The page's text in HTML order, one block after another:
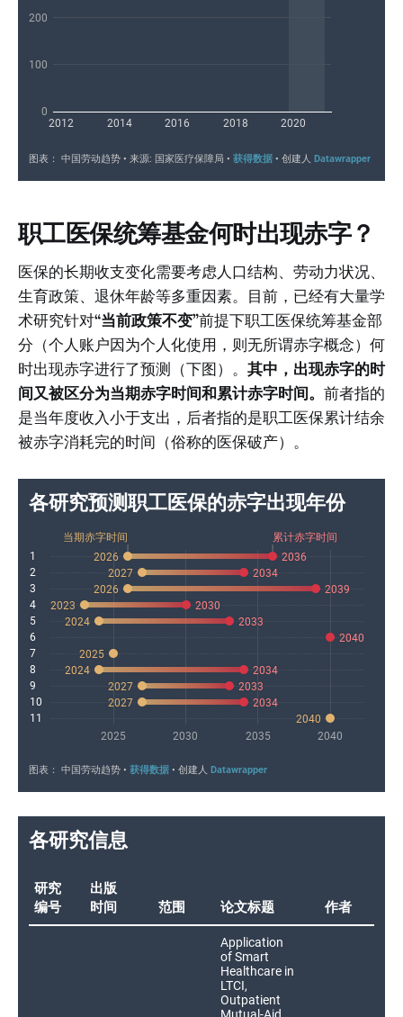
职工医保统筹基金何时出现赤字？
医保的长期收支变化需要考虑人口结构、劳动力状况、
生育政策、退休年龄等多重因素。目前，已经有大量学
术研究针对“当前政策不变”前提下职工医保统筹基金部
分（个人账户因为个人化使用，则无所谓赤字概念）何
时出现赤字进行了预测（下图）。 其中，出现赤字的时
间又被区分为当期赤字时间和累计赤字时间。 前者指的
是当年度收入小于支出，后者指的是职工医保累计结余
被赤字消耗完的时间（俗称的医保破产）。